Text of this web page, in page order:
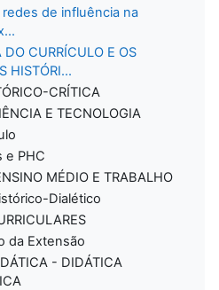
de influência na
CURRÍCULO E OS
HISTÓRI...
CRÍTICA
E TECNOLOGIA
e PHC
MÉDIO E TRABALHO
Dialético
da Extensão
- DIDÁTICA